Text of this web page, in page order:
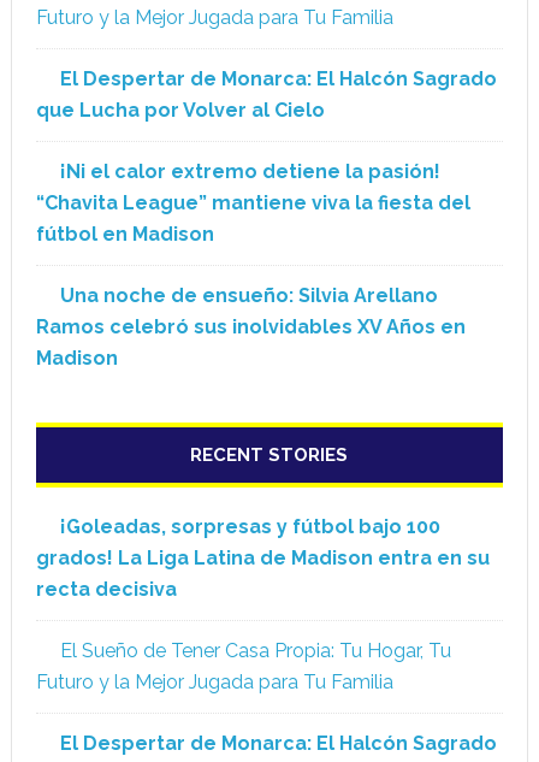
Futuro y la Mejor Jugada para Tu Familia
El Despertar de Monarca: El Halcón Sagrado
que Lucha por Volver al Cielo
¡Ni el calor extremo detiene la pasión!
“Chavita League” mantiene viva la fiesta del
fútbol en Madison
Una noche de ensueño: Silvia Arellano
Ramos celebró sus inolvidables XV Años en
Madison
RECENT STORIES
¡Goleadas, sorpresas y fútbol bajo 100
grados! La Liga Latina de Madison entra en su
recta decisiva
El Sueño de Tener Casa Propia: Tu Hogar, Tu
Futuro y la Mejor Jugada para Tu Familia
El Despertar de Monarca: El Halcón Sagrado